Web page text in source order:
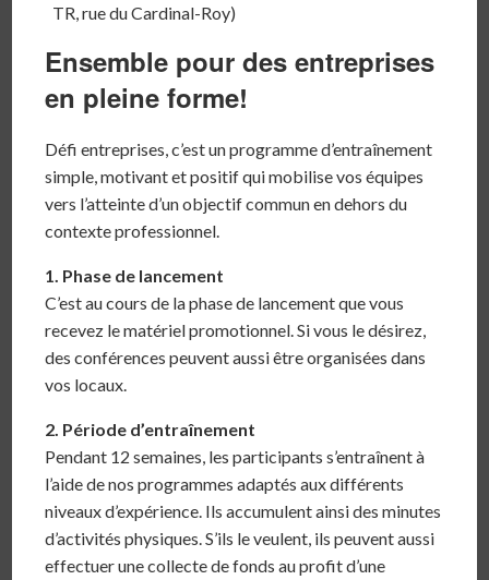
TR, rue du Cardinal-Roy)
Ensemble pour des entreprises
en pleine forme!
Défi entreprises, c’est un programme d’entraînement
simple, motivant et positif qui mobilise vos équipes
vers l’atteinte d’un objectif commun en dehors du
contexte professionnel.
1. Phase de lancement
C’est au cours de la phase de lancement que vous
recevez le matériel promotionnel. Si vous le désirez,
des conférences peuvent aussi être organisées dans
vos locaux.
2. Période d’entraînement
Pendant 12 semaines, les participants s’entraînent à
l’aide de nos programmes adaptés aux différents
niveaux d’expérience. Ils accumulent ainsi des minutes
d’activités physiques. S’ils le veulent, ils peuvent aussi
effectuer une collecte de fonds au profit d’une